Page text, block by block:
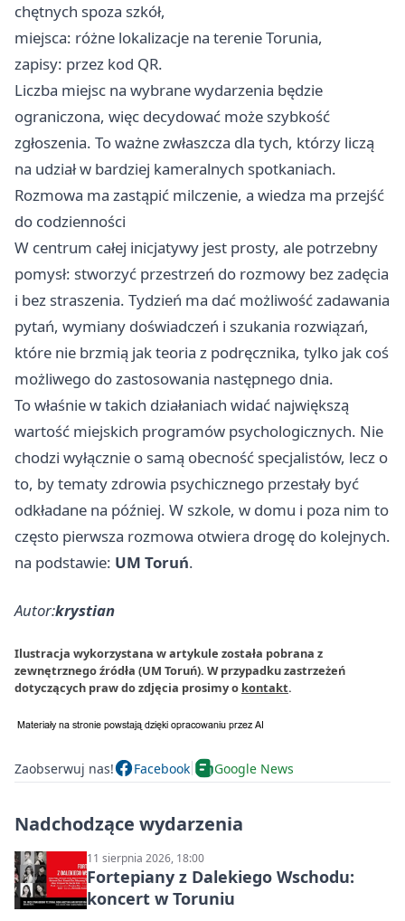
chętnych spoza szkół,
miejsca: różne lokalizacje na terenie Torunia,
zapisy: przez kod QR.
Liczba miejsc na wybrane wydarzenia będzie
ograniczona, więc decydować może szybkość
zgłoszenia. To ważne zwłaszcza dla tych, którzy liczą
na udział w bardziej kameralnych spotkaniach.
Rozmowa ma zastąpić milczenie, a wiedza ma przejść
do codzienności
W centrum całej inicjatywy jest prosty, ale potrzebny
pomysł: stworzyć przestrzeń do rozmowy bez zadęcia
i bez straszenia. Tydzień ma dać możliwość zadawania
pytań, wymiany doświadczeń i szukania rozwiązań,
które nie brzmią jak teoria z podręcznika, tylko jak coś
możliwego do zastosowania następnego dnia.
To właśnie w takich działaniach widać największą
wartość miejskich programów psychologicznych. Nie
chodzi wyłącznie o samą obecność specjalistów, lecz o
to, by tematy zdrowia psychicznego przestały być
odkładane na później. W szkole, w domu i poza nim to
często pierwsza rozmowa otwiera drogę do kolejnych.
na podstawie: UM Toruń.
Autor:krystian
Ilustracja wykorzystana w artykule została pobrana z
zewnętrznego źródła (UM Toruń). W przypadku zastrzeżeń
dotyczących praw do zdjęcia prosimy o kontakt.
Zaobserwuj nas! Facebook Google News
Nadchodzące wydarzenia
11 sierpnia 2026, 18:00
Fortepiany z Dalekiego Wschodu:
koncert w Toruniu